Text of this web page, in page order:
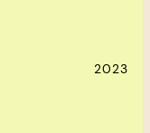
2023